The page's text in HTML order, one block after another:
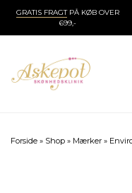
GRATIS FRAGTPÅ KØB OVER
699,-
Forside » Shop » Mærker »